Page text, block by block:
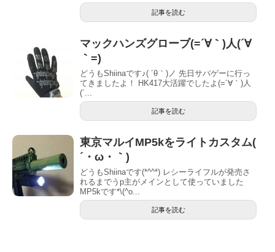
記事を読む
マックハンズグローブ(=´∀｀)人(´∀
｀=)
どうもShiinaです♪( ´θ｀)ノ 先日サバゲーに行っ
てきましたよ！ HK417大活躍でしたよ(=´∀｀)人
(´...
記事を読む
東京マルイMP5kをライトカスタム(
´・ω・｀)
どうもShiinaです(*^^*) レシーライフルが発売さ
れるまでうp主がメインとして使っていました
MP5kです*\(^o...
記事を読む